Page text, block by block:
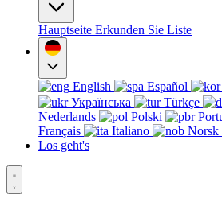
Hauptseite Erkunden Sie Liste
English Español
Українська
Türkçe
Nederlands
Polski
Français
Italiano
Norsk
Los geht's